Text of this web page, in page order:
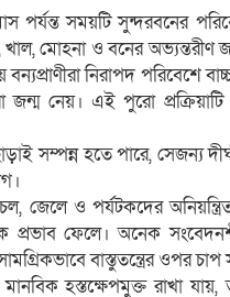
পর্যন্ত সময়টি সুন্দরবনের
মোহনা ও বনের অভ্যন্তরীণ
নিরাপদ পরিবেশে
নেয়। এই পুরো প্রক্রিয়াটি
সম্পন্ন হতে পারে, সেজন্য
জেলে ও পর্যটকদের
প্রভাব ফেলে। অনেক
বাস্তুতন্ত্রের ওপর চাপ
হস্তক্ষেপমুক্ত রাখা যায়,